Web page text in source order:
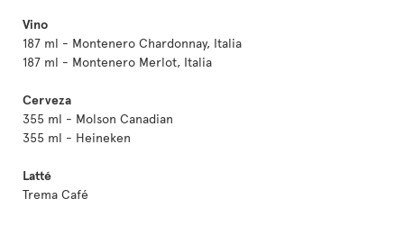
Vino
187 ml - Montenero Chardonnay, Italia
187 ml - Montenero Merlot, Italia
Cerveza
355 ml - Molson Canadian
355 ml - Heineken
Latté
Trema Café